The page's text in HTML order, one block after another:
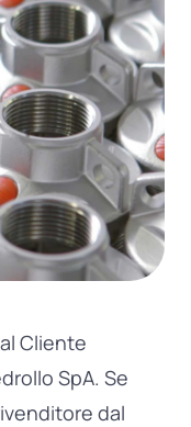
Cliente
SpA. Se
dal